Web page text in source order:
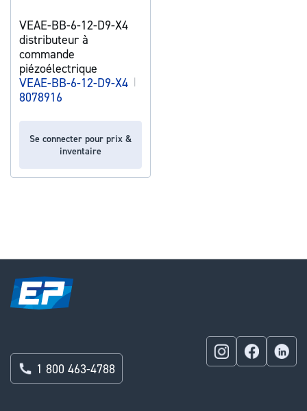
VEAE-BB-6-12-D9-X4
distributeur à
commande
piézoélectrique
VEAE-BB-6-12-D9-X4 |
8078916
Se connecter pour prix &
inventaire
1 800 463-4788